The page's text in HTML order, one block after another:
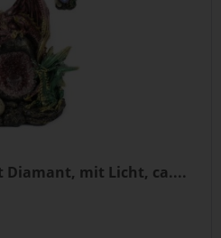
Diamant, mit Licht, ca....